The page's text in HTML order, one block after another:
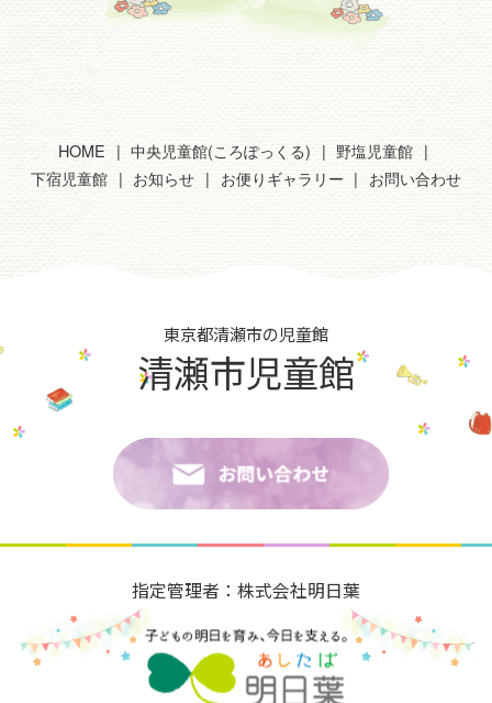
HOME 中央児童館(ころぽっくる)
野塩児童館
下宿児童館
お知らせ お便りギャラリー お問い合わせ
東京都清瀬市の児童館
清瀬市児童館
指定管理者：株式会社明日葉